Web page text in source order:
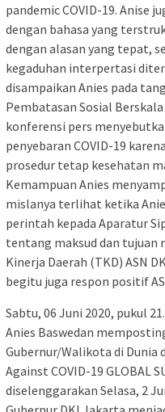
pandemic COVID-19. Anise
dengan bahasa yang
dengan alasan yang tepat,
kegaduhan interpertasi
disampaikan Anies pada
Pembatasan Sosial
konferensi pers
penyebaran COVID-19
prosedur tetap kesehatan
Kemampuan Anies
mislanya terlihat ketika
perintah kepada Aparatur
tentang maksud dan tujuan
Kinerja Daerah (TKD) ASN
begitu juga respon positif
Sabtu, 06 Juni 2020, pukul
Anies Baswedan
Gubernur/Walikota di Dunia
Against COVID-19 GLOBAL
diselenggarakan Selasa, 2